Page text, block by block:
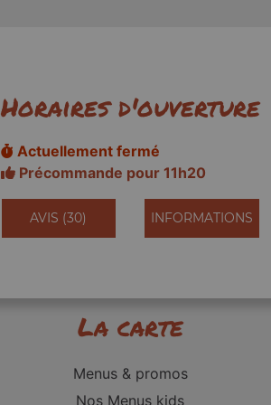
Horaires d'ouverture
Actuellement fermé
Précommande pour 11h20
AVIS (30) INFORMATIONS
La carte
Menus & promos
Nos Menus kids